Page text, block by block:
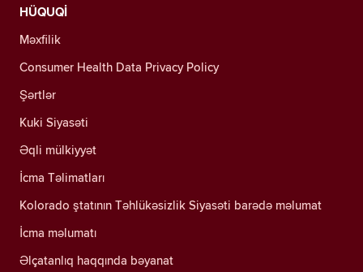
HÜQUQİ
Məxfilik
Consumer Health Data Privacy Policy
Şərtlər
Kuki Siyasəti
Əqli mülkiyyət
İcma Təlimatları
Kolorado ştatının Təhlükəsizlik Siyasəti barədə məlumat
İcma məlumatı
Əlçatanlıq haqqında bəyanat